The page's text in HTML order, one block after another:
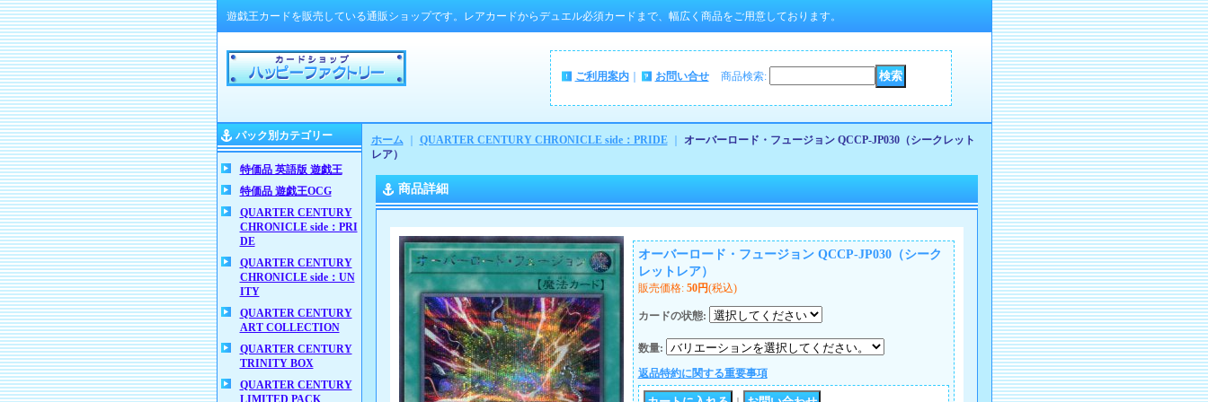
遊戯王カードを販売している通販ショップです。レアカードからデュエル必須カードまで、幅広く商品をご用意しております。
ご利用案内｜ お問い合せ 商品検索:
パック別カテゴリー
特価品 英語版 遊戯王
特価品 遊戯王OCG
QUARTER CENTURY
CHRONICLE side：PRI
DE
QUARTER CENTURY
CHRONICLE side：UN
ITY
QUARTER CENTURY
ART COLLECTION
QUARTER CENTURY
TRINITY BOX
QUARTER CENTURY
LIMITED PACK
ホーム｜ QUARTER CENTURY CHRONICLE side：PRIDE｜
オーバーロード・フュージョン QCCP-JP030（シークレット
レア）
商品詳細
オーバーロード・フュージョン QCCP-JP030（シーク
レットレア）
販売価格: 50円(税込)
カードの状態:
数量:
返品特約に関する重要事項